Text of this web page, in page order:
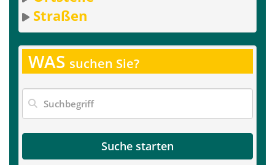
Straßen
WAS suchen Sie?
Suche starten